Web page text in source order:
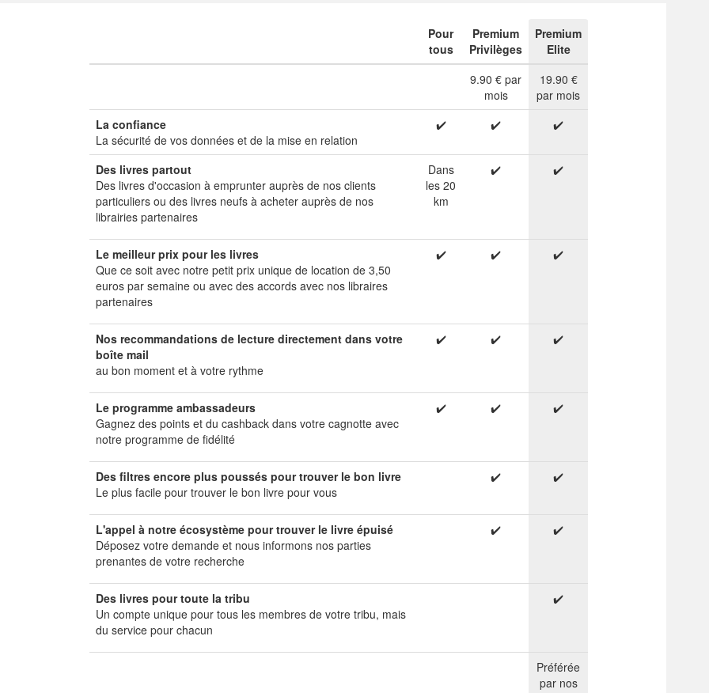
Pour
tous
Premium
Privilèges
Premium
Elite
9.90 € par
mois
19.90 €
par mois
La confiance
La sécurité de vos données et de la mise en relation
✔️ ✔️ ✔️
Des livres partout
Des livres d'occasion à emprunter auprès de nos clients
particuliers ou des livres neufs à acheter auprès de nos
librairies partenaires
Dans
les 20
km
✔️ ✔️
Le meilleur prix pour les livres
Que ce soit avec notre petit prix unique de location de 3,50
euros par semaine ou avec des accords avec nos libraires
partenaires
✔️ ✔️ ✔️
Nos recommandations de lecture directement dans votre
boîte mail
au bon moment et à votre rythme
✔️ ✔️ ✔️
Le programme ambassadeurs
Gagnez des points et du cashback dans votre cagnotte avec
notre programme de fidélité
✔️ ✔️ ✔️
Des filtres encore plus poussés pour trouver le bon livre
Le plus facile pour trouver le bon livre pour vous
✔️ ✔️
L'appel à notre écosystème pour trouver le livre épuisé
Déposez votre demande et nous informons nos parties
prenantes de votre recherche
✔️ ✔️
Des livres pour toute la tribu
Un compte unique pour tous les membres de votre tribu, mais
du service pour chacun
✔️
Préférée
par nos